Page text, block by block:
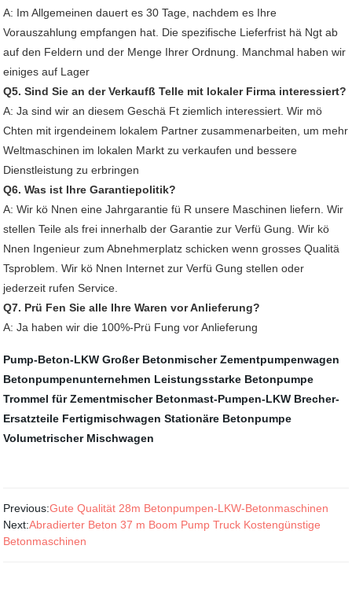
A: Im Allgemeinen dauert es 30 Tage, nachdem es Ihre
Vorauszahlung empfangen hat. Die spezifische Lieferfrist hä Ngt ab
auf den Feldern und der Menge Ihrer Ordnung. Manchmal haben wir
einiges auf Lager
Q5. Sind Sie an der Verkaufß Telle mit lokaler Firma interessiert?
A: Ja sind wir an diesem Geschä Ft ziemlich interessiert. Wir mö
Chten mit irgendeinem lokalem Partner zusammenarbeiten, um mehr
Weltmaschinen im lokalen Markt zu verkaufen und bessere
Dienstleistung zu erbringen
Q6. Was ist Ihre Garantiepolitik?
A: Wir kö Nnen eine Jahrgarantie fü R unsere Maschinen liefern. Wir
stellen Teile als frei innerhalb der Garantie zur Verfü Gung. Wir kö
Nnen Ingenieur zum Abnehmerplatz schicken wenn grosses Qualitä
Tsproblem. Wir kö Nnen Internet zur Verfü Gung stellen oder
jederzeit rufen Service.
Q7. Prü Fen Sie alle Ihre Waren vor Anlieferung?
A: Ja haben wir die 100%-Prü Fung vor Anlieferung
Pump-Beton-LKW Großer Betonmischer Zementpumpenwagen
Betonpumpenunternehmen Leistungsstarke Betonpumpe
Trommel für Zementmischer Betonmast-Pumpen-LKW Brecher-
Ersatzteile Fertigmischwagen Stationäre Betonpumpe
Volumetrischer Mischwagen
Previous:Gute Qualität 28m Betonpumpen-LKW-Betonmaschinen
Next:Abradierter Beton 37 m Boom Pump Truck Kostengünstige
Betonmaschinen